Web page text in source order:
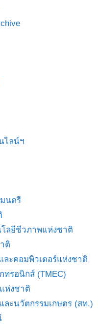
ไลน์ฯ
นตรี
ลยีชีวภาพแห่งชาติ
ติ
ละคอมพิวเตอร์แห่งชาติ
ทรอนิกส์ (TMEC)
ห่งชาติ
ละนวัตกรรมเกษตร (สท.)